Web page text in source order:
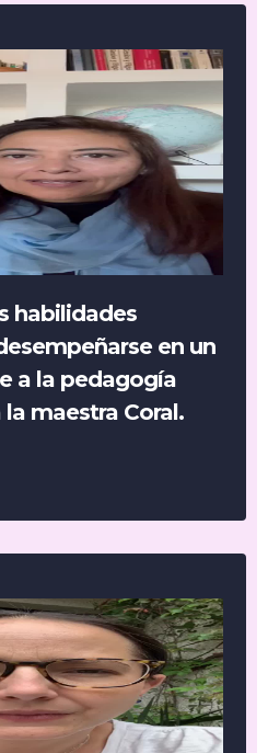
habilidades
en un
a la pedagogía
maestra Coral.